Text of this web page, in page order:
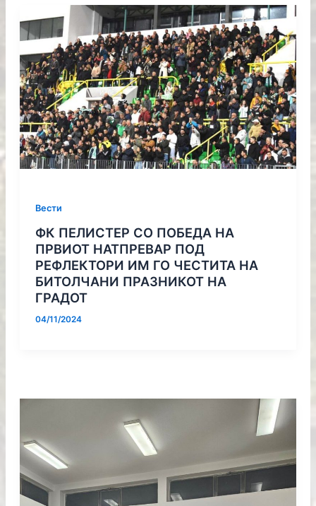
Вести
ФК ПЕЛИСТЕР СО ПОБЕДА НА
ПРВИОТ НАТПРЕВАР ПОД
РЕФЛЕКТОРИ ИМ ГО ЧЕСТИТА НА
БИТОЛЧАНИ ПРАЗНИКОТ НА
ГРАДОТ
04/11/2024